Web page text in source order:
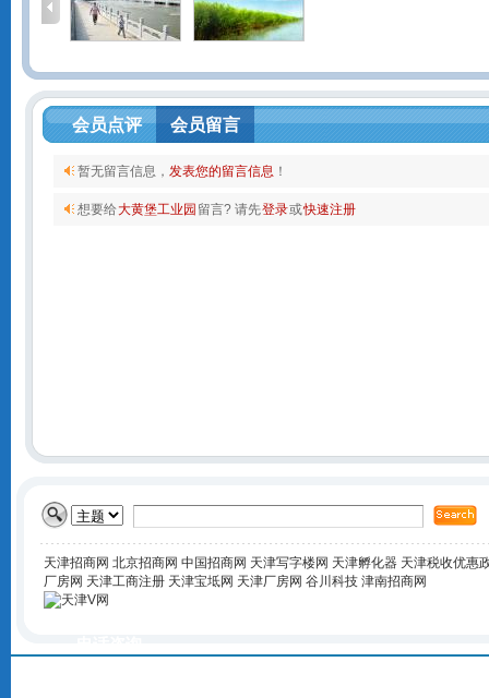
会员点评 会员留言
暂无留言信息， 发表您的留言信息 ！
想要给大黄堡工业园 留言? 请先登录或快速注册
天津招商网 北京招商网 中国招商网 天津写字楼网 天津孵化器 天津税收优惠
厂房网 天津工商注册 天津宝坻网 天津厂房网 谷川科技 津南招商网